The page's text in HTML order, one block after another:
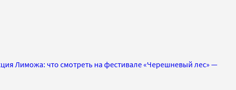
Лиможа: что смотреть на фестивале «Черешневый лес» —